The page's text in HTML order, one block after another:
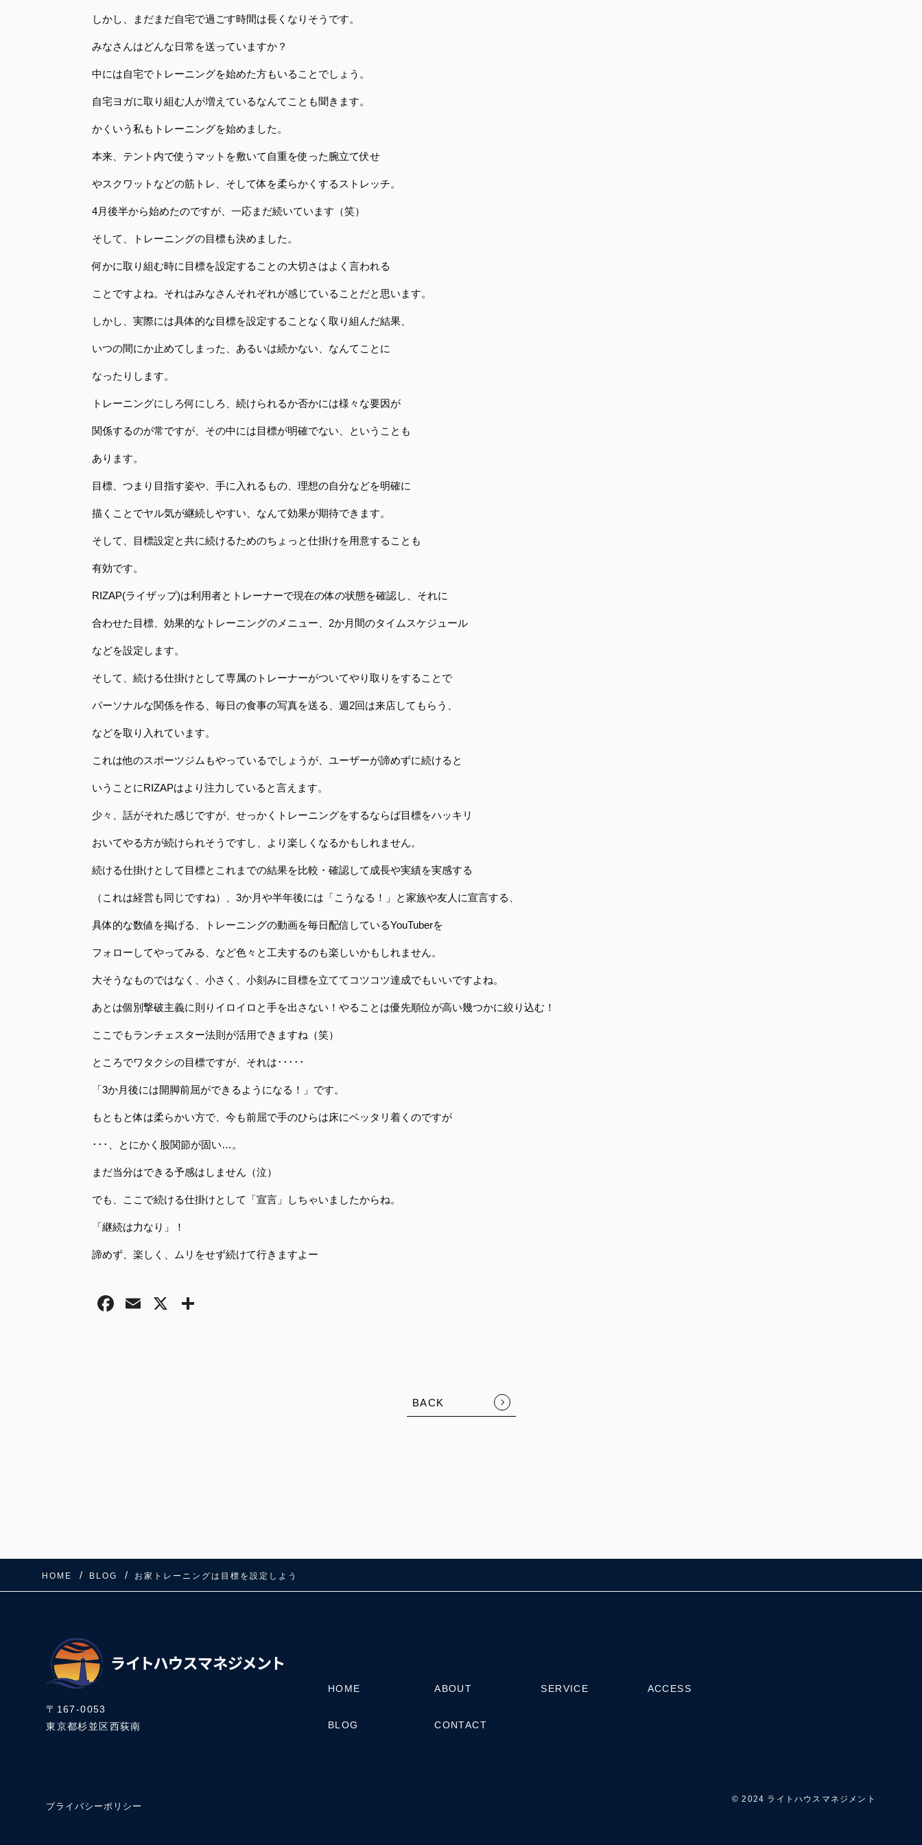
しかし、まだまだ自宅で過ごす時間は長くなりそうです。
みなさんはどんな日常を送っていますか？
中には自宅でトレーニングを始めた方もいることでしょう。
自宅ヨガに取り組む人が増えているなんてことも聞きます。
かくいう私もトレーニングを始めました。
本来、テント内で使うマットを敷いて自重を使った腕立て伏せ
やスクワットなどの筋トレ、そして体を柔らかくするストレッチ。
4月後半から始めたのですが、一応まだ続いています（笑）
そして、トレーニングの目標も決めました。
何かに取り組む時に目標を設定することの大切さはよく言われる
ことですよね。それはみなさんそれぞれが感じていることだと思います。
しかし、実際には具体的な目標を設定することなく取り組んだ結果、
いつの間にか止めてしまった、あるいは続かない、なんてことに
なったりします。
トレーニングにしろ何にしろ、続けられるか否かには様々な要因が
関係するのが常ですが、その中には目標が明確でない、ということも
あります。
目標、つまり目指す姿や、手に入れるもの、理想の自分などを明確に
描くことでヤル気が継続しやすい、なんて効果が期待できます。
そして、目標設定と共に続けるためのちょっと仕掛けを用意することも
有効です。
RIZAP(ライザップ)は利用者とトレーナーで現在の体の状態を確認し、それに
合わせた目標、効果的なトレーニングのメニュー、2か月間のタイムスケジュール
などを設定します。
そして、続ける仕掛けとして専属のトレーナーがついてやり取りをすることで
パーソナルな関係を作る、毎日の食事の写真を送る、週2回は来店してもらう、
などを取り入れています。
これは他のスポーツジムもやっているでしょうが、ユーザーが諦めずに続けると
いうことにRIZAPはより注力していると言えます。
少々、話がそれた感じですが、せっかくトレーニングをするならば目標をハッキリ
おいてやる方が続けられそうですし、より楽しくなるかもしれません。
続ける仕掛けとして目標とこれまでの結果を比較・確認して成長や実績を実感する
（これは経営も同じですね）、3か月や半年後には「こうなる！」と家族や友人に宣言する、
具体的な数値を掲げる、トレーニングの動画を毎日配信しているYouTuberを
フォローしてやってみる、など色々と工夫するのも楽しいかもしれません。
大そうなものではなく、小さく、小刻みに目標を立ててコツコツ達成でもいいですよね。
あとは個別撃破主義に則りイロイロと手を出さない！やることは優先順位が高い幾つかに絞り込む！
ここでもランチェスター法則が活用できますね（笑）
ところでワタクシの目標ですが、それは･････
「3か月後には開脚前屈ができるようになる！」です。
もともと体は柔らかい方で、今も前屈で手のひらは床にベッタリ着くのですが
･･･、とにかく股関節が固い…。
まだ当分はできる予感はしません（泣）
でも、ここで続ける仕掛けとして「宣言」しちゃいましたからね。
「継続は力なり」！
諦めず、楽しく、ムリをせず続けて行きますよー
BACK
HOME BLOG お家トレーニングは目標を設定しよう
〒167-0053
東京都杉並区西荻南
HOME ABOUT SERVICE ACCESS
BLOG CONTACT
プライバシーポリシー
© 2024 ライトハウスマネジメント